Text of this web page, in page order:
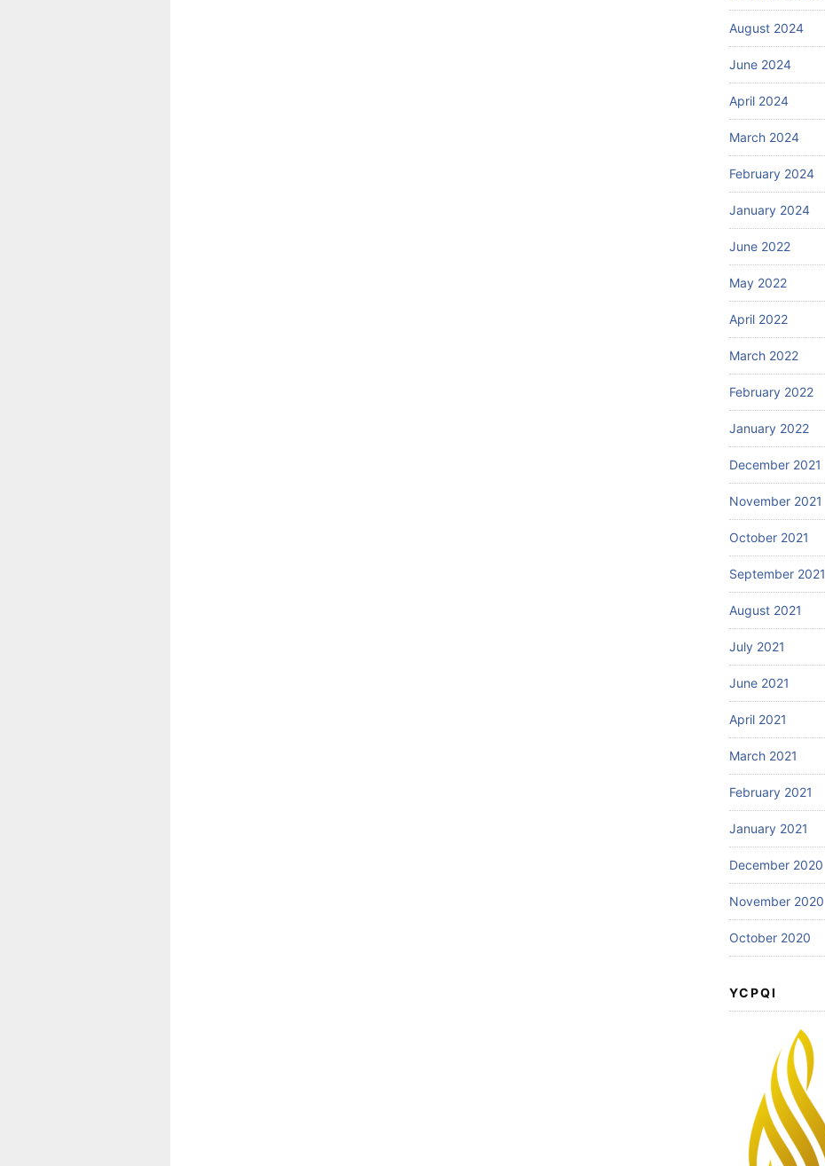
August 2024
June 2024
April 2024
March 2024
February 2024
January 2024
June 2022
May 2022
April 2022
March 2022
February 2022
January 2022
December 2021
November 2021
October 2021
September 2021
August 2021
July 2021
June 2021
April 2021
March 2021
February 2021
January 2021
December 2020
November 2020
October 2020
YCPQI